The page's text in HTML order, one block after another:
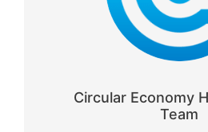
Circular Economy
Team